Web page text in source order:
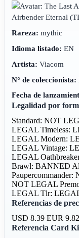
Airbender Eternal
Rareza: mythic
Idioma listado: EN
Artista: Viacom
N° de coleccionista:
Fecha de
Legalidad por
Standard: NOT
LEGALTimeless:
LEGALModern:
LEGALVintage:
LEGAL
Brawl: BANNED
NOT LEGAL
LEGALTlr:
Referencias de
USD 8.39EUR 9.82
Referencia Card